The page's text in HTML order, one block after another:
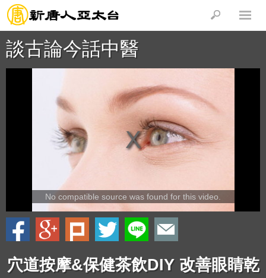
談古論今話中醫
No compatible source was found for this video.
穴道按摩&保健茶飲DIY 改善眼睛乾